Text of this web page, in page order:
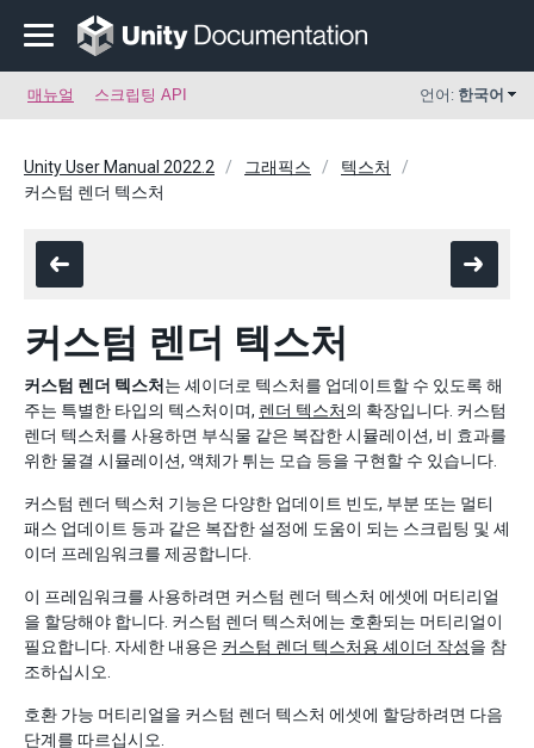
매뉴얼 스크립팅 API 언어: 한국어
Unity User Manual 2022.2 그래픽스
텍스처
커스텀 렌더 텍스처
커스텀 렌더 텍스처
커스텀 렌더 텍스처 는 셰이더로 텍스처를 업데이트할 수 있도록 해
주는 특별한 타입의 텍스처이며, 렌더 텍스처의 확장입니다. 커스텀
렌더 텍스처를 사용하면 부식물 같은 복잡한 시뮬레이션, 비 효과를
위한 물결 시뮬레이션, 액체가 튀는 모습 등을 구현할 수 있습니다.
커스텀 렌더 텍스처 기능은 다양한 업데이트 빈도, 부분 또는 멀티
패스 업데이트 등과 같은 복잡한 설정에 도움이 되는 스크립팅 및 셰
이더 프레임워크를 제공합니다.
이 프레임워크를 사용하려면 커스텀 렌더 텍스처 에셋에 머티리얼
을 할당해야 합니다. 커스텀 렌더 텍스처에는 호환되는 머티리얼이
필요합니다. 자세한 내용은 커스텀 렌더 텍스처용 셰이더 작성을 참
조하십시오.
호환 가능 머티리얼을 커스텀 렌더 텍스처 에셋에 할당하려면 다음
단계를 따르십시오.